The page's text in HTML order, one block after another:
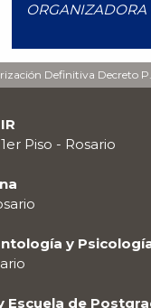
ORGANIZADORA
Definitiva Decreto
Piso - Rosario
y
Escuela de